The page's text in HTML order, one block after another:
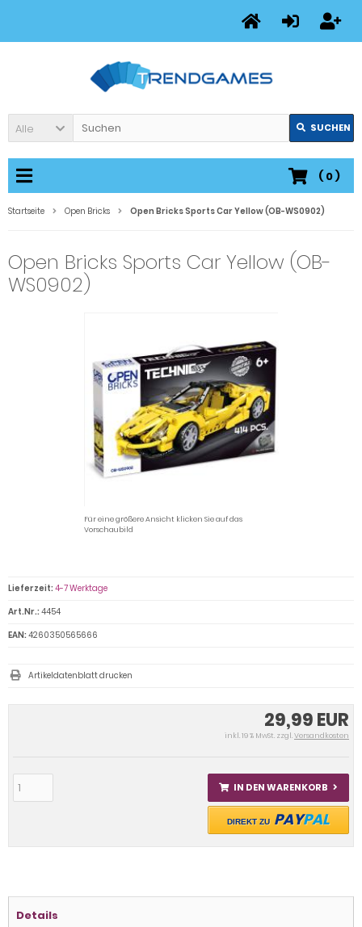
Alle SUCHEN
( 0)
Startseite Open Bricks Open Bricks Sports Car Yellow (OB-WS0902)
Open Bricks Sports Car Yellow (OB-
WS0902)
Für eine größere Ansicht klicken Sie auf das
Vorschaubild
29,99 EUR
inkl. 19 % MwSt. zzgl.Versandkosten
IN DEN WARENKORB
DIREKT ZU PAYPAL
Lieferzeit: 4-7 Werktage
Art.Nr.: 4454
EAN: 4260350565666
Artikeldatenblatt drucken
Details